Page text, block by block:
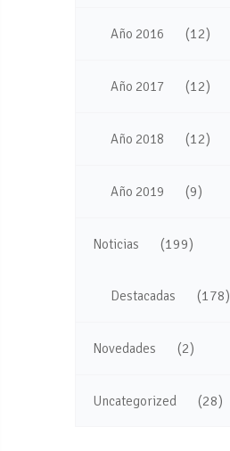
Año 2016 (12)
Año 2017 (12)
Año 2018 (12)
Año 2019 (9)
Noticias (199)
Destacadas (178)
Novedades (2)
Uncategorized (28)